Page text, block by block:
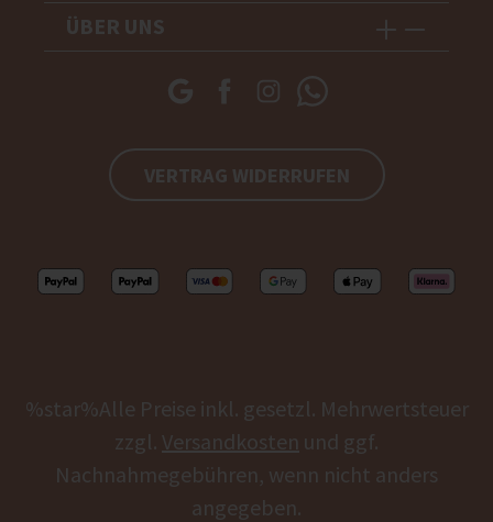
ÜBER UNS
VERTRAG WIDERRUFEN
%star%Alle Preise inkl. gesetzl. Mehrwertsteuer
zzgl. Versandkosten und ggf.
Nachnahmegebühren, wenn nicht anders
angegeben.